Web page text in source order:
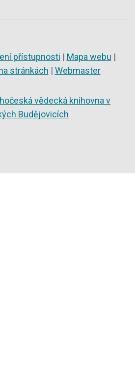
přístupnosti | Mapa webu |
stránkách | Webmaster
vědecká knihovna v
Budějovicích